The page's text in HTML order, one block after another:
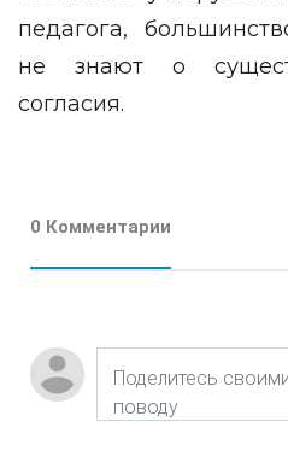
педагога,
не знают о
согласия.
0 Комментарии